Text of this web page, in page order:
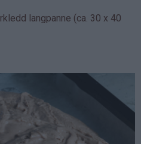
langpanne (ca. 30 x 40